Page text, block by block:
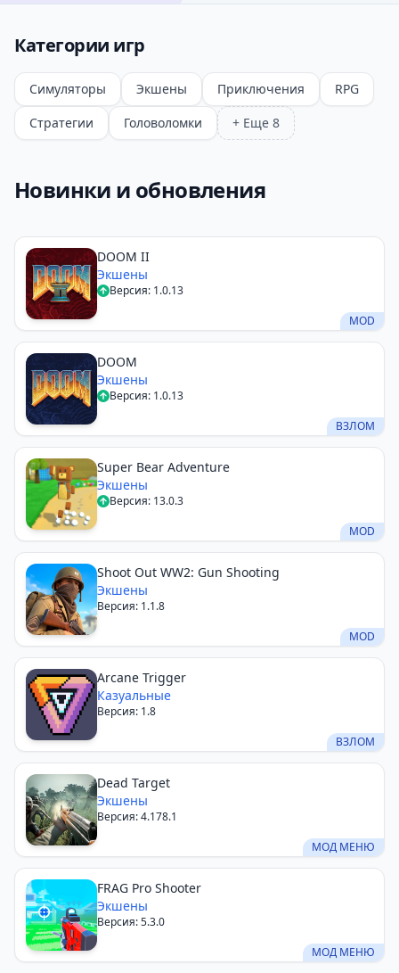
Категории игр
Симуляторы Экшены Приключения
RPG
Стратегии
Головоломки + Еще 8
Новинки и обновления
DOOM II
Экшены
Версия: 1.0.13
MOD
DOOM
Экшены
Версия: 1.0.13
ВЗЛОМ
Super Bear Adventure
Экшены
Версия: 13.0.3
MOD
Shoot Out WW2: Gun Shooting
Экшены
Версия: 1.1.8
MOD
Arcane Trigger
Казуальные
Версия: 1.8
ВЗЛОМ
Dead Target
Экшены
Версия: 4.178.1
МОД МЕНЮ
FRAG Pro Shooter
Экшены
Версия: 5.3.0
МОД МЕНЮ